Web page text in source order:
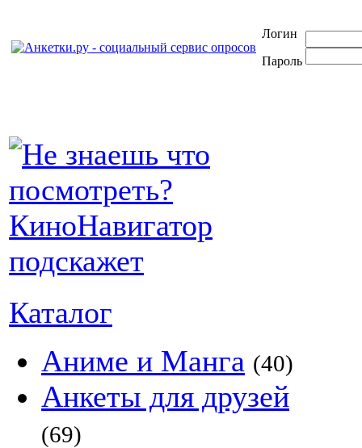
Логин
Пароль
Каталог
Аниме и Манга (40)
Анкеты для друзей
(69)